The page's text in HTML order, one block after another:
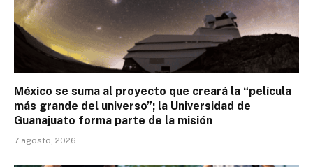
México se suma al proyecto que creará la “película
más grande del universo”; la Universidad de
Guanajuato forma parte de la misión
7 agosto, 2026